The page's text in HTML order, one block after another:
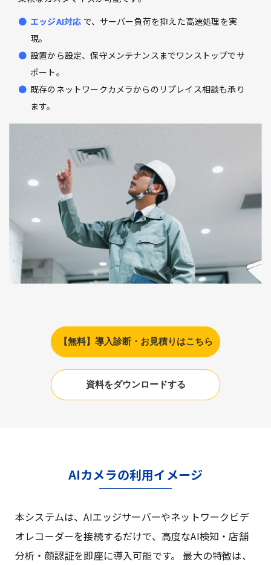
エッジAI対応 で、サーバー負荷を抑えた高速処理を実
現。
設置から設定、保守メンテナンスまでワンストップでサ
ポート。
既存のネットワークカメラからのリプレイス相談も承り
ます。
【無料】導入診断・お見積りはこちら
資料をダウンロードする
AIカメラの利用イメージ
本システムは、AIエッジサーバーやネットワークビデ
オレコーダーを接続するだけで、高度なAI検知・店舗
分析・顔認証を即座に導入可能です。 最大の特徴は、